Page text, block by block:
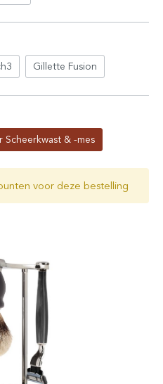
Gillette Fusion
Scheerkwast & -mes
voor deze bestelling